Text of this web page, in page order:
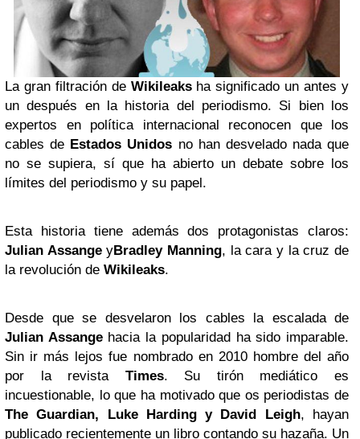
La gran filtración de Wikileaksha significado un antes y
un después en la historia del periodismo. Si bien los
expertos en política internacional reconocen que los
cables de Estados Unidos no han desvelado nada que
no se supiera, sí que ha abierto un debate sobre los
límites del periodismo y su papel.
Esta historia tiene además dos protagonistas claros:
Julian AssangeyBradley Manning, la cara y la cruz de
la revolución de Wikileaks.
Desde que se desvelaron los cables la escalada de
Julian Assangehacia la popularidad ha sido imparable.
Sin ir más lejos fue nombrado en 2010 hombre del año
por la revista Times. Su tirón mediático es
incuestionable, lo que ha motivado que os periodistas de
The Guardian, Luke Harding y David Leigh, hayan
publicado recientemente un libro contando su hazaña. Un